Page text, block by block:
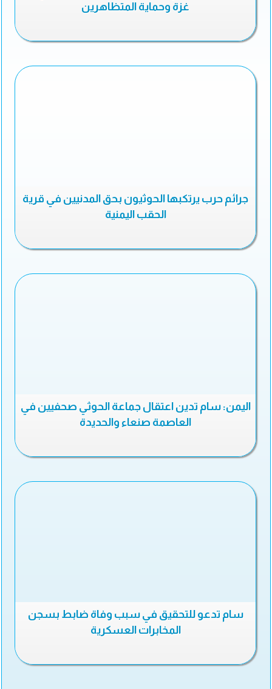
غزة وحماية المتظاهرين
جرائم حرب يرتكبها الحوثيون بحق المدنيين في قرية
الحقب اليمنية
اليمن: سام تدين اعتقال جماعة الحوثي صحفيين في
العاصمة صنعاء والحديدة
سام تدعو للتحقيق في سبب وفاة ضابط بسجن
المخابرات العسكرية